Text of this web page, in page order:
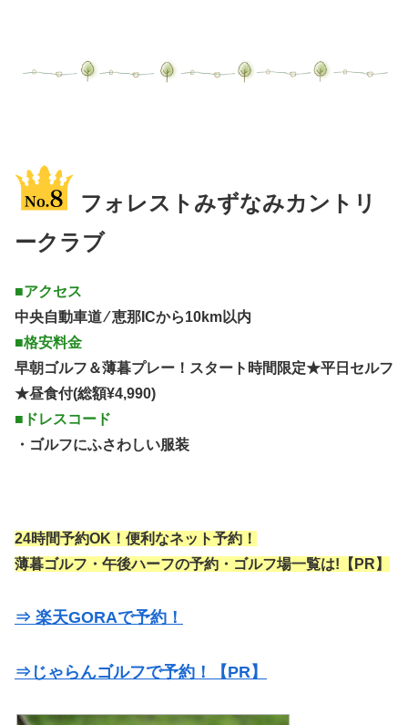
フォレストみずなみカントリ
ークラブ
■アクセス
中央自動車道 ⁄ 恵那ICから10km以内
■格安料金
早朝ゴルフ＆薄暮プレー！スタート時間限定★平日セルフ
★昼食付(総額¥4,990)
■ドレスコード
・ゴルフにふさわしい服装
24時間予約OK！便利なネット予約！
薄暮ゴルフ・午後ハーフの予約・ゴルフ場一覧は!【PR】
⇒ 楽天GORAで予約！
⇒じゃらんゴルフで予約！【PR】